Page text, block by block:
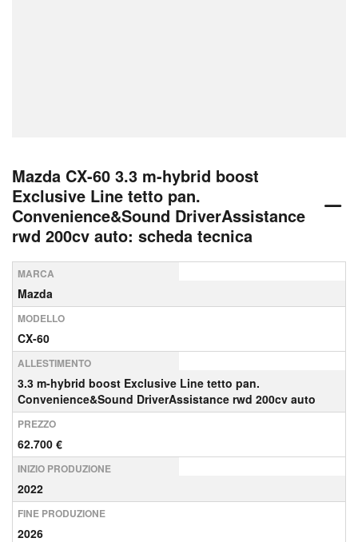
Mazda CX-60 3.3 m-hybrid boost
Exclusive Line tetto pan.
Convenience&Sound DriverAssistance
rwd 200cv auto: scheda tecnica
MARCA
Mazda
MODELLO
CX-60
ALLESTIMENTO
3.3 m-hybrid boost Exclusive Line tetto pan.
Convenience&Sound DriverAssistance rwd 200cv auto
PREZZO
62.700 €
INIZIO PRODUZIONE
2022
FINE PRODUZIONE
2026